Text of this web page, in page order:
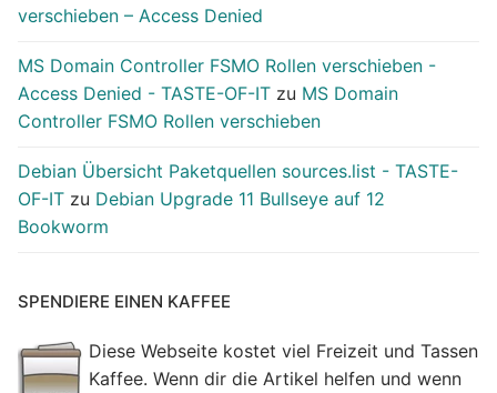
verschieben – Access Denied
MS Domain Controller FSMO Rollen verschieben -
Access Denied - TASTE-OF-IT zu MS Domain
Controller FSMO Rollen verschieben
Debian Übersicht Paketquellen sources.list - TASTE-
OF-IT zu Debian Upgrade 11 Bullseye auf 12
Bookworm
SPENDIERE EINEN KAFFEE
Diese Webseite kostet viel Freizeit und Tassen
Kaffee. Wenn dir die Artikel helfen und wenn